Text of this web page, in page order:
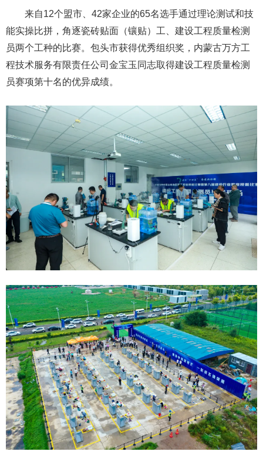
来自12个盟市、42家企业的65名选手通过理论测试和技
能实操比拼，角逐瓷砖贴面（镶贴）工、建设工程质量检测
员两个工种的比赛。包头市获得优秀组织奖，内蒙古万方工
程技术服务有限责任公司金宝玉同志取得建设工程质量检测
员赛项第十名的优异成绩。